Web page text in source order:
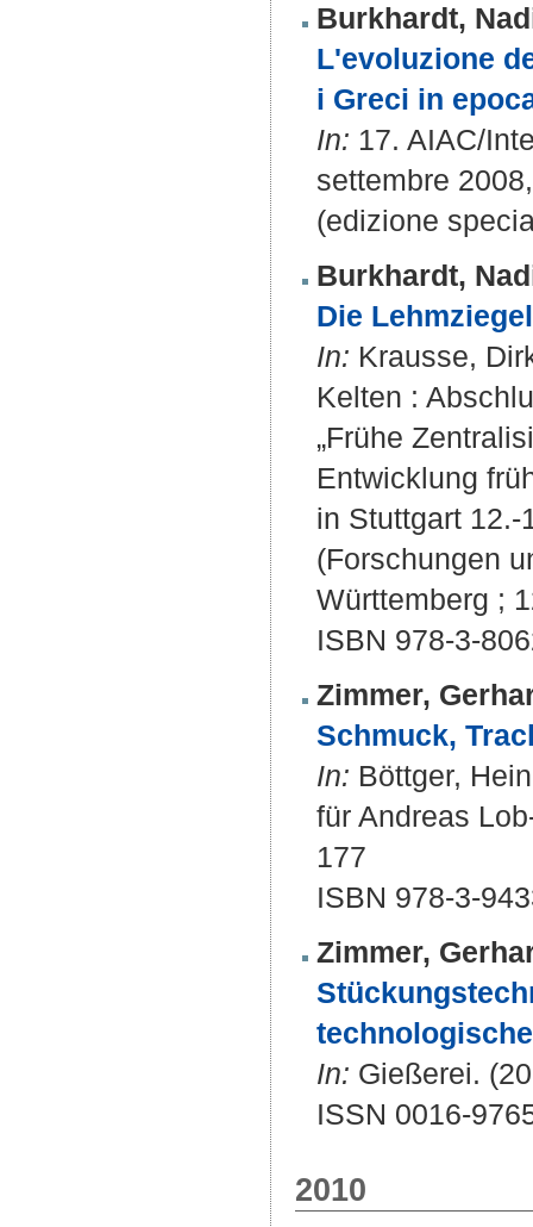
Burkhardt,
L'evoluzione
i Greci in
In: 17. AIAC/
settembre
(edizione
Burkhardt,
Die
In: Krausse,
Kelten :
„Frühe
Entwicklung
in Stuttgart 12.-
(Forschungen
Württemberg ;
ISBN 978-3-
Zimmer,
Schmuck,
In: Böttger,
für Andreas
177
ISBN 978-3-
Zimmer,
In: Gießerei.
ISSN 0016-
2010